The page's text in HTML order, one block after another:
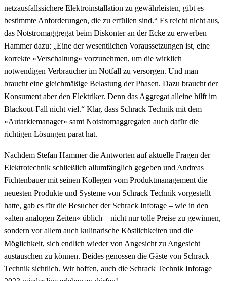
netzausfallssichere Elektroinstallation zu gewährleisten, gibt es
bestimmte Anforderungen, die zu erfüllen sind.“ Es reicht nicht aus,
das Notstromaggregat beim Diskonter an der Ecke zu erwerben –
Hammer dazu: „Eine der wesentlichen Voraussetzungen ist, eine
korrekte »Verschaltung« vorzunehmen, um die wirklich
notwendigen Verbraucher im Notfall zu versorgen. Und man
braucht eine gleichmäßige Belastung der Phasen. Dazu braucht der
Konsument aber den Elektriker. Denn das Aggregat alleine hilft im
Blackout-Fall nicht viel.“ Klar, dass Schrack Technik mit dem
»Autarkiemanager« samt Notstromaggregaten auch dafür die
richtigen Lösungen parat hat.
Nachdem Stefan Hammer die Antworten auf aktuelle Fragen der
Elektrotechnik schließlich allumfänglich gegeben und Andreas
Fichtenbauer mit seinen Kollegen vom Produktmanagement die
neuesten Produkte und Systeme von Schrack Technik vorgestellt
hatte, gab es für die Besucher der Schrack Infotage – wie in den
»alten analogen Zeiten« üblich – nicht nur tolle Preise zu gewinnen,
sondern vor allem auch kulinarische Köstlichkeiten und die
Möglichkeit, sich endlich wieder von Angesicht zu Angesicht
austauschen zu können. Beides genossen die Gäste von Schrack
Technik sichtlich. Wir hoffen, auch die Schrack Technik Infotage